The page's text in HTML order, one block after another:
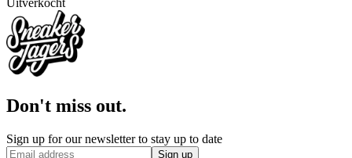
Uitverkocht
Don't miss out.
Sign up for our newsletter to stay up to date
Sign up